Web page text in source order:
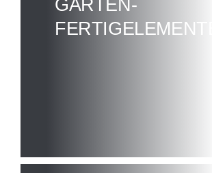
GARTEN-
FERTIGELEMENTE